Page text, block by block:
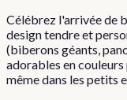
Célébrez l'arrivée de
design tendre et
(biberons géants,
adorables en
même dans les petits